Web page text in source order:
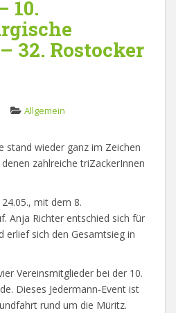
10.
32. Rostocker
Allgemein
stand wieder ganz im Zeichen
zahlreiche triZackerInnen
mit dem 8.
Anja Richter entschied sich für
erlief sich den Gesamtsieg in
Vereinsmitglieder bei der 10.
Dieses Jedermann-Event ist
rund um die Müritz.